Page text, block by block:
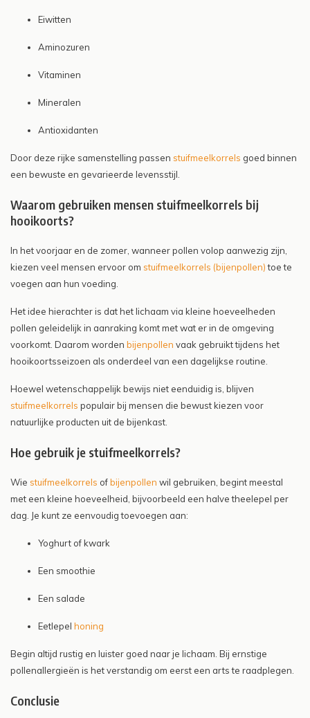
Eiwitten
Aminozuren
Vitaminen
Mineralen
Antioxidanten
Door deze rijke samenstelling passen stuifmeelkorrels goed binnen
een bewuste en gevarieerde levensstijl.
Waarom gebruiken mensen stuifmeelkorrels bij
hooikoorts?
In het voorjaar en de zomer, wanneer pollen volop aanwezig zijn,
kiezen veel mensen ervoor om stuifmeelkorrels (bijenpollen)toe te
voegen aan hun voeding.
Het idee hierachter is dat het lichaam via kleine hoeveelheden
pollen geleidelijk in aanraking komt met wat er in de omgeving
voorkomt. Daarom worden bijenpollen vaak gebruikt tijdens het
hooikoortsseizoen als onderdeel van een dagelijkse routine.
Hoewel wetenschappelijk bewijs niet eenduidig is, blijven
stuifmeelkorrels populair bij mensen die bewust kiezen voor
natuurlijke producten uit de bijenkast.
Hoe gebruik je stuifmeelkorrels?
Wie stuifmeelkorrels ofbijenpollen wil gebruiken, begint meestal
met een kleine hoeveelheid, bijvoorbeeld een halve theelepel per
dag. Je kunt ze eenvoudig toevoegen aan:
Yoghurt of kwark
Een smoothie
Een salade
Eetlepel honing
Begin altijd rustig en luister goed naar je lichaam. Bij ernstige
pollenallergieën is het verstandig om eerst een arts te raadplegen.
Conclusie